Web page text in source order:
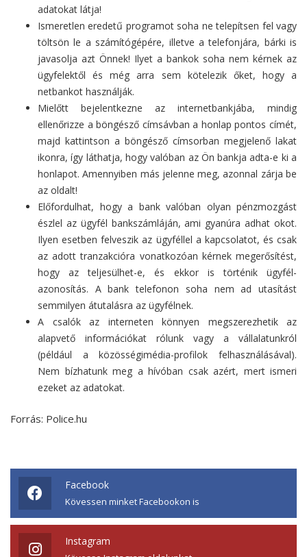
adatokat látja!
Ismeretlen eredetű programot soha ne telepítsen fel vagy
töltsön le a számítógépére, illetve a telefonjára, bárki is
javasolja azt Önnek! Ilyet a bankok soha nem kérnek az
ügyfelektől és még arra sem kötelezik őket, hogy a
netbankot használják.
Mielőtt bejelentkezne az internetbankjába, mindig
ellenőrizze a böngésző címsávban a honlap pontos címét,
majd kattintson a böngésző címsorban megjelenő lakat
ikonra, így láthatja, hogy valóban az Ön bankja adta-e ki a
honlapot. Amennyiben más jelenne meg, azonnal zárja be
az oldalt!
Előfordulhat, hogy a bank valóban olyan pénzmozgást
észlel az ügyfél bankszámláján, ami gyanúra adhat okot.
Ilyen esetben felveszik az ügyféllel a kapcsolatot, és csak
az adott tranzakcióra vonatkozóan kérnek megerősítést,
hogy az teljesülhet-e, és ekkor is történik ügyfél-
azonosítás. A bank telefonon soha nem ad utasítást
semmilyen átutalásra az ügyfélnek.
A csalók az interneten könnyen megszerezhetik az
alapvető információkat rólunk vagy a vállalatunkról
(például a közösségimédia-profilok felhasználásával).
Nem bízhatunk meg a hívóban csak azért, mert ismeri
ezeket az adatokat.
Forrás: Police.hu
Facebook
Kövessen minket Facebookon is
Instagram